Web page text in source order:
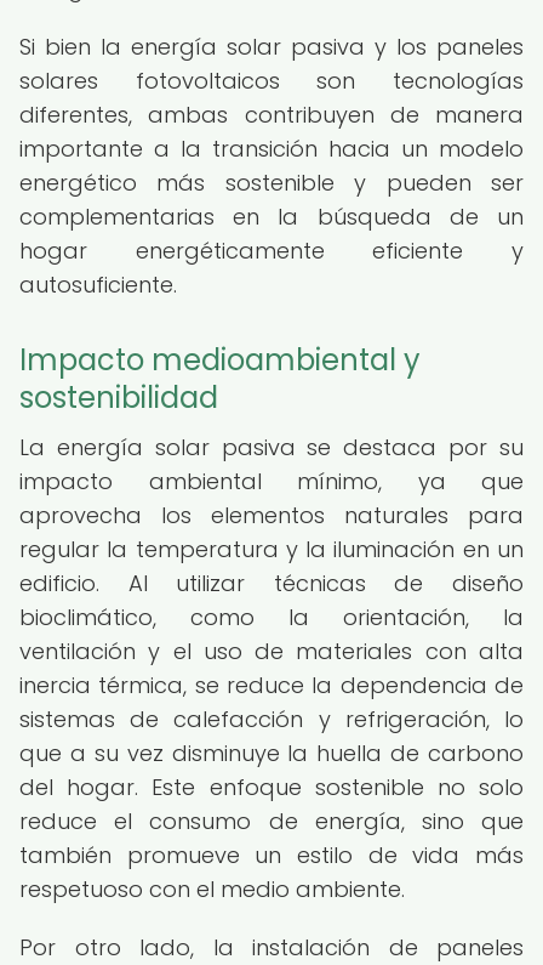
Si bien la energía solar pasiva y los paneles
solares fotovoltaicos son tecnologías
diferentes, ambas contribuyen de manera
importante a la transición hacia un modelo
energético más sostenible y pueden ser
complementarias en la búsqueda de un
hogar energéticamente eficiente y
autosuficiente.
Impacto medioambiental y
sostenibilidad
La energía solar pasiva se destaca por su
impacto ambiental mínimo, ya que
aprovecha los elementos naturales para
regular la temperatura y la iluminación en un
edificio. Al utilizar técnicas de diseño
bioclimático, como la orientación, la
ventilación y el uso de materiales con alta
inercia térmica, se reduce la dependencia de
sistemas de calefacción y refrigeración, lo
que a su vez disminuye la huella de carbono
del hogar. Este enfoque sostenible no solo
reduce el consumo de energía, sino que
también promueve un estilo de vida más
respetuoso con el medio ambiente.
Por otro lado, la instalación de paneles